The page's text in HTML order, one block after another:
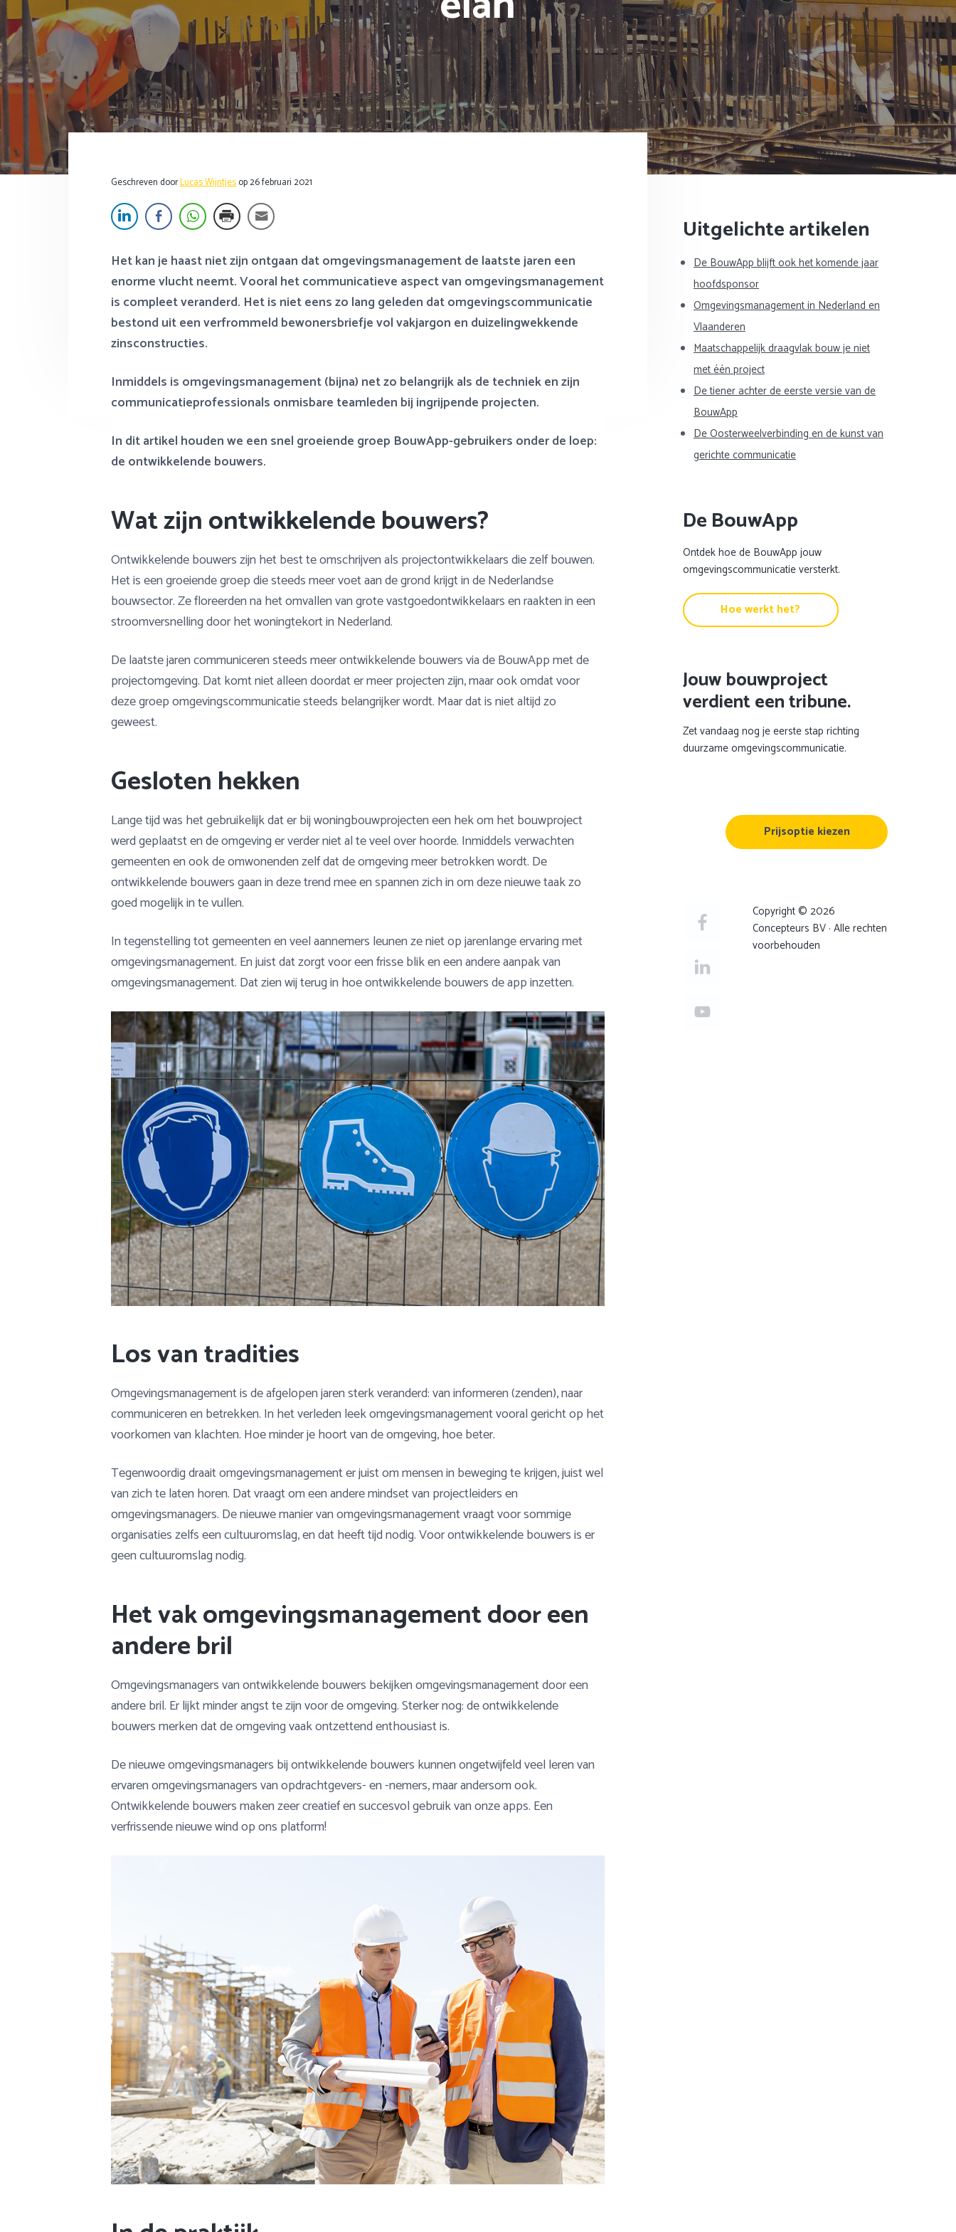
n
a
v
i
g
t
h
o
u
d
e
s
i
d
e
a
e
k
s
t
Geschreven doorLucas Wijntjesop26 februari 2021
Het kan je haast niet zijn ontgaan dat omgevingsmanagement de laatste jaren een
enorme vlucht neemt.Vooral het communicatieve aspect van omgevingsmanagement
is compleet veranderd. Het is niet eens zo lang geleden dat omgevingscommunicatie
bestond uit een verfrommeld bewonersbriefje vol vakjargon en duizelingwekkende
zinsconstructies.
Inmiddels is omgevingsmanagement (bijna) net zo belangrijk als de techniek en zijn
communicatieprofessionals onmisbare teamleden bij ingrijpende projecten.
In dit artikel houden we een snel groeiende groep BouwApp-gebruikers onder de loep:
de ontwikkelende bouwers.
Wat zijn ontwikkelende bouwers?
Ontwikkelende bouwers zijn het best te omschrijven als projectontwikkelaars die zelf bouwen.
Het is een groeiende groep die steeds meer voet aan de grond krijgt in de Nederlandse
bouwsector. Ze floreerden na het omvallen van grote vastgoedontwikkelaars en raakten in een
stroomversnelling door het woningtekort in Nederland.
De laatste jaren communiceren steeds meer ontwikkelende bouwers via de BouwApp met de
projectomgeving. Dat komt niet alleen doordat er meer projecten zijn, maar ook omdat voor
deze groep omgevingscommunicatie steeds belangrijker wordt. Maar dat is niet altijd zo
geweest.
Gesloten hekken
Lange tijd was het gebruikelijk dat er bij woningbouwprojecten een hek om het bouwproject
werd geplaatst en de omgeving er verder niet al te veel over hoorde. Inmiddels verwachten
gemeenten en ook de omwonenden zelf dat de omgeving meer betrokken wordt. De
ontwikkelende bouwers gaan in deze trend mee en spannen zich in om deze nieuwe taak zo
goed mogelijk in te vullen.
In tegenstelling tot gemeenten en veel aannemers leunen ze niet op jarenlange ervaring met
omgevingsmanagement. En juist dat zorgt voor een frisse blik en een andere aanpak van
omgevingsmanagement. Dat zien wij terug in hoe ontwikkelende bouwers de app inzetten.
Los van tradities
Omgevingsmanagement is de afgelopen jaren sterk veranderd: van informeren (zenden), naar
communiceren en betrekken. In het verleden leek omgevingsmanagement vooral gericht op het
voorkomen van klachten. Hoe minder je hoort van de omgeving, hoe beter.
Tegenwoordig draait omgevingsmanagement er juist om mensen in beweging te krijgen, juist wel
van zich te laten horen. Dat vraagt om een andere mindset van projectleiders en
omgevingsmanagers. De nieuwe manier van omgevingsmanagement vraagt voor sommige
organisaties zelfs een cultuuromslag, en dat heeft tijd nodig. Voor ontwikkelende bouwers is er
geen cultuuromslag nodig.
Het vak omgevingsmanagement door een
andere bril
Omgevingsmanagers van ontwikkelende bouwers bekijken omgevingsmanagement door een
andere bril. Er lijkt minder angst te zijn voor de omgeving. Sterker nog: de ontwikkelende
bouwers merken dat de omgeving vaak ontzettend enthousiast is.
De nieuwe omgevingsmanagers bij ontwikkelende bouwers kunnen ongetwijfeld veel leren van
ervaren omgevingsmanagers van opdrachtgevers- en -nemers, maar andersom ook.
Ontwikkelende bouwers maken zeer creatief en succesvol gebruik van onze apps. Een
verfrissende nieuwe wind op ons platform!
Primaire
Sidebar
Uitgelichte artikelen
De BouwApp blijft ook het komende jaar
hoofdsponsor
Omgevingsmanagement in Nederland en
Vlaanderen
Maatschappelijk draagvlak bouw je niet
met één project
De tiener achter de eerste versie van de
BouwApp
De Oosterweelverbinding en de kunst van
gerichte communicatie
De BouwApp
Ontdek hoe de BouwApp jouw
omgevingscommunicatie versterkt.
Hoe werkt het?
Jouw bouwproject
verdient een tribune.
Zet vandaag nog je eerste stap richting
duurzame omgevingscommunicatie.
Prijsoptie kiezen
Copyright © 2026
Concepteurs BV · Alle rechten
voorbehouden